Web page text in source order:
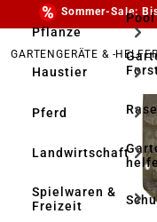
Pflanze
Haustier
Pferd
Landwirtschaft
Spielwaren &
Freizeit
Pool
Sommer-Sale:
GARTENGERÄTE & -
Bildergalerie